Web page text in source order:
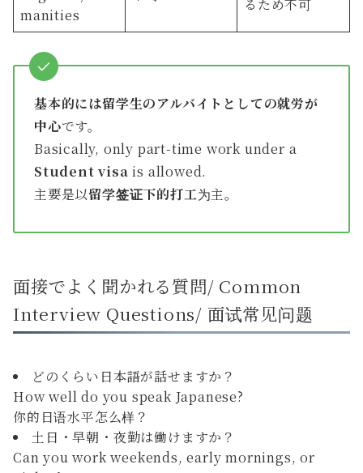
manities
るため不可
基本的には留学生のアルバイトとしての就労が
中心です。
Basically, only part-time work under a
Student visa is allowed.
主要是以留学签证下的打工为主。
面接でよく聞かれる質問/ Common
Interview Questions/ 面试常见问题
どのくらい日本語が話せますか？
How well do you speak Japanese?
你的日语水平怎么样？
土日・早朝・夜勤は働けますか？
Can you work weekends, early mornings, or